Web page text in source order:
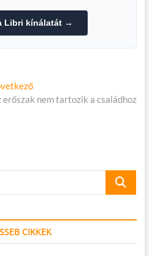
Libri kínálatát →
Következő
cikk:
erőszak nem tartozik a családhoz
keresés
CIKKEK